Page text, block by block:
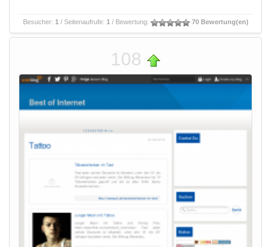
Besucher: 1 / Seitenaufrufe: 1 / Bewertung: 70 Bewertung(en)
108